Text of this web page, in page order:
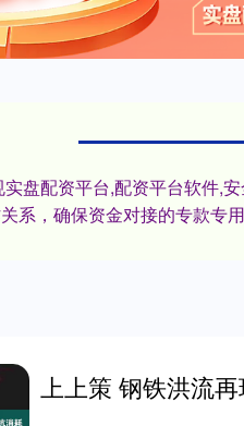
盘配资平台,配资平台软件,
系，确保资金对接的专款专